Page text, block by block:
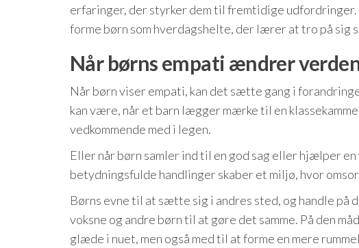
erfaringer, der styrker dem til fremtidige
forme børn som hverdagshelte, der lærer at tro på sig
Når børns empati ændrer
Når børn viser empati, kan det sætte gang i
kan være, når et barn lægger mærke til en
vedkommende med i legen.
Eller når børn samler ind til en god sag eller hjælper
betydningsfulde handlinger skaber et miljø, hvor
Børns evne til at sætte sig i andres sted, og handle på
voksne og andre børn til at gøre det samme. På den
glæde i nuet, men også med til at forme en mere